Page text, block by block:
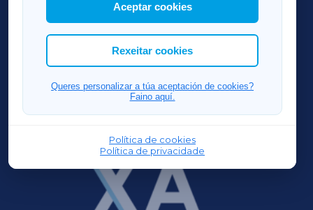
Así mesmo, podes personalizar a elección das
cookies que desexas permitir.
Aceptar cookies
Rexeitar cookies
Queres personalizar a túa aceptación de cookies?
Faino aquí.
Política de cookies
Política de privacidade
RIBEIRASACRAXA
ACORUÑAXA
FERROLXA
OURENSEXA